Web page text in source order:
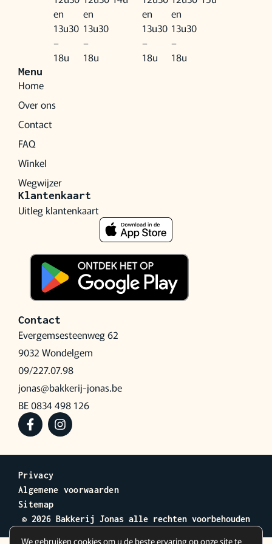
en
13u30
–
18u
en
13u30
–
18u
en
13u30
–
18u
en
13u30
–
18u
Menu
Home
Over ons
Contact
FAQ
Winkel
Wegwijzer
Klantenkaart
Uitleg klantenkaart
Contact
Evergemsesteenweg 62
9032 Wondelgem
09/227.07.98
jonas@bakkerij-jonas.be
BE 0834 498 126
© 2026 Bakkerij Jonas alle rechten voorbehouden
Privacy
Algemene voorwaarden
Sitemap
We gebruiken cookies om u de beste ervaring op onze site te